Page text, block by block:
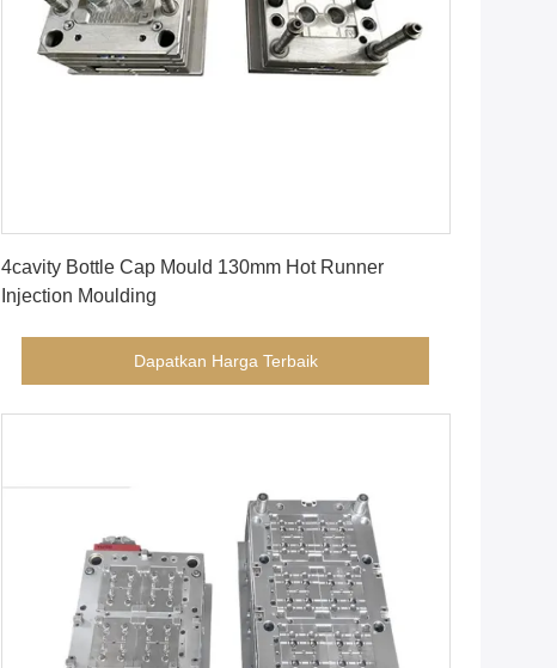
4cavity Bottle Cap Mould 130mm Hot Runner
Injection Moulding
Dapatkan Harga Terbaik